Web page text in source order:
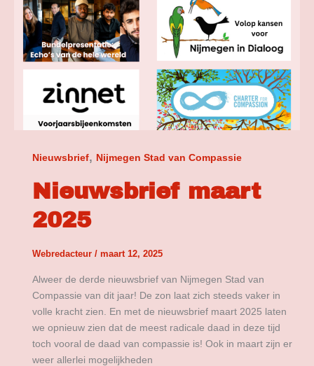
Nieuwsbrief, Nijmegen Stad van Compassie
Nieuwsbrief maart
2025
Webredacteur / maart 12, 2025
Alweer de derde nieuwsbrief van Nijmegen Stad van
Compassie van dit jaar! De zon laat zich steeds vaker in
volle kracht zien. En met de nieuwsbrief maart 2025 laten
we opnieuw zien dat de meest radicale daad in deze tijd
toch vooral de daad van compassie is! Ook in maart zijn er
weer allerlei mogelijkheden